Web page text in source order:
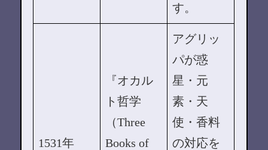
す。
1531年
『オカル
ト哲学
（Three
Books of
アグリッ
パが惑
星・元
素・天
使・香料
の対応を